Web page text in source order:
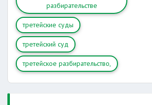
обеспечению
разбирательстве
третейские суды
третейский суд
третейское разбирательство,